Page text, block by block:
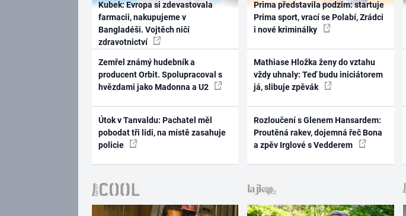
Kubek: Evropa si zdevastovala
farmacii, nakupujeme v
Bangladéši. Vojtěch ničí
zdravotnictví
Zemřel známý hudebník a
producent Orbit. Spolupracoval s
hvězdami jako Madonna a U2
Útok v Tanvaldu: Pachatel měl
pobodat tři lidi, na místě zasahuje
policie
Prima představila podzim: startuje
Prima sport, vrací se Polabí, Zrádci
i nové kriminálky
Mathiase Hložka ženy do vztahu
vždy uhnaly: Teď budu iniciátorem
já, slibuje zpěvák
Rozloučení s Glenem Hansardem:
Proutěná rakev, dojemná řeč Bona
a zpěv Irglové s Vedderem